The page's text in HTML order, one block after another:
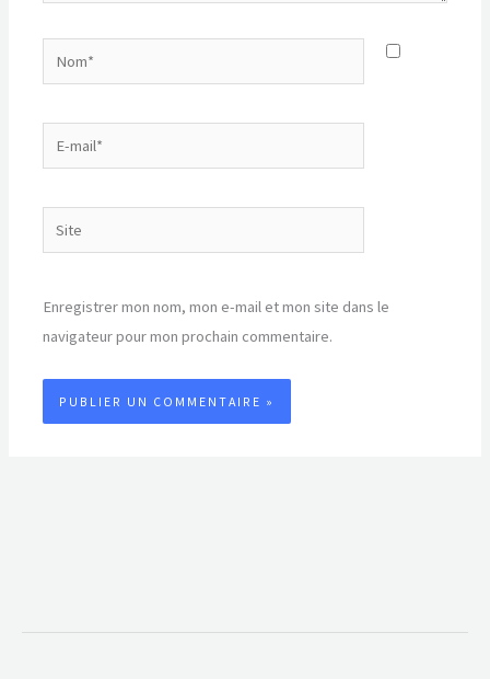
mail*
Site
Enregistrer mon nom, mon e-mail et mon site dans le
navigateur pour mon prochain commentaire.